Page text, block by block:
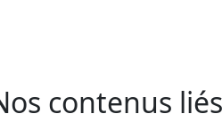
contenus liés